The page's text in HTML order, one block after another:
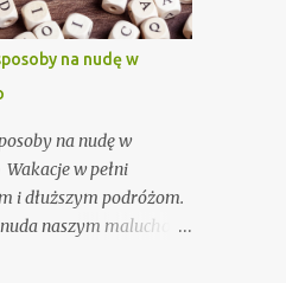
na nudę w
na nudę w
w pełni
i dłuższym podróżom.
naszym maluchom